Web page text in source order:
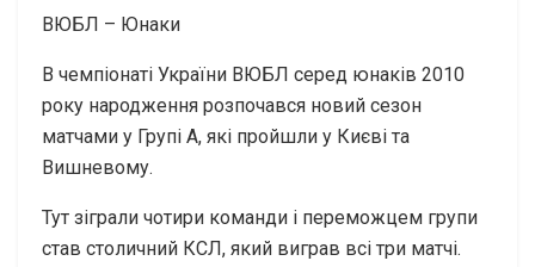
ВЮБЛ – Юнаки
В чемпіонаті України ВЮБЛ серед юнаків 2010
року народження розпочався новий сезон
матчами у Групі А, які пройшли у Києві та
Вишневому.
Тут зіграли чотири команди і переможцем групи
став столичний КСЛ, який виграв всі три матчі.